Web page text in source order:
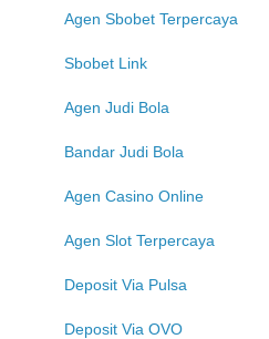
Agen Sbobet Terpercaya
Sbobet Link
Agen Judi Bola
Bandar Judi Bola
Agen Casino Online
Agen Slot Terpercaya
Deposit Via Pulsa
Deposit Via OVO